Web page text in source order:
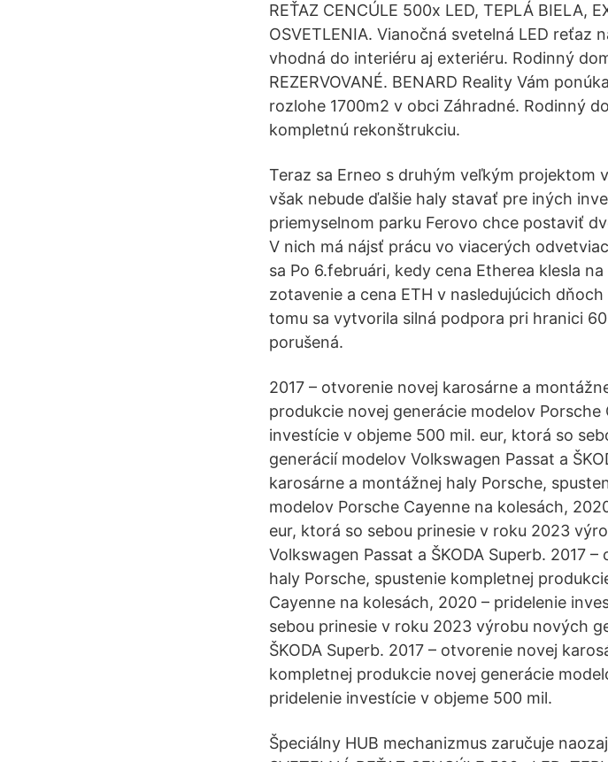
REŤAZ CENCÚLE 500x LED, TEPLÁ BIELA,
OSVETLENIA. Vianočná svetelná LED reťaz
vhodná do interiéru aj exteriéru. Rodinný
REZERVOVANÉ. BENARD Reality Vám
rozlohe 1700m2 v obci Záhradné. Rodinný
kompletnú rekonštrukciu.
Teraz sa Erneo s druhým veľkým projektom
však nebude ďalšie haly stavať pre iných
priemyselnom parku Ferovo chce postaviť
V nich má nájsť prácu vo viacerých
sa Po 6.februári, kedy cena Etherea klesla
zotavenie a cena ETH v nasledujúcich
tomu sa vytvorila silná podpora pri hranici
porušená.
2017 – otvorenie novej karosárne a
produkcie novej generácie modelov
investície v objeme 500 mil. eur, ktorá so
generácií modelov Volkswagen Passat a
karosárne a montážnej haly Porsche,
modelov Porsche Cayenne na kolesách,
eur, ktorá so sebou prinesie v roku 2023
Volkswagen Passat a ŠKODA Superb. 2017
haly Porsche, spustenie kompletnej
Cayenne na kolesách, 2020 – pridelenie
sebou prinesie v roku 2023 výrobu nových
ŠKODA Superb. 2017 – otvorenie novej
kompletnej produkcie novej generácie
pridelenie investície v objeme 500 mil.
Špeciálny HUB mechanizmus zaručuje